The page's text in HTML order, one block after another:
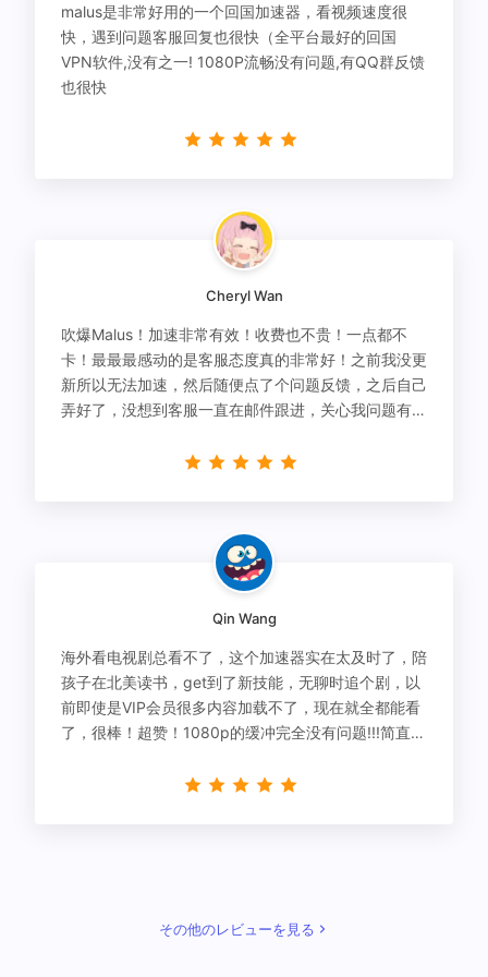
malus是非常好用的一个回国加速器，看视频速度很
快，遇到问题客服回复也很快（全平台最好的回国
VPN软件,没有之一! 1080P流畅没有问题,有QQ群反馈
也很快
Cheryl Wan
吹爆Malus！加速非常有效！收费也不贵！一点都不
卡！最最最感动的是客服态度真的非常好！之前我没更
新所以无法加速，然后随便点了个问题反馈，之后自己
弄好了，没想到客服一直在邮件跟进，关心我问题有没
Qin Wang
海外看电视剧总看不了，这个加速器实在太及时了，陪
孩子在北美读书，get到了新技能，无聊时追个剧，以
前即使是VIP会员很多内容加载不了，现在就全都能看
了，很棒！超赞！1080p的缓冲完全没有问题!!!简直救
その他のレビューを見る